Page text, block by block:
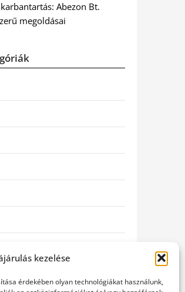
kezelése
érdekében olyan technológiákat használunk,
Abezon Bt.
megoldásai